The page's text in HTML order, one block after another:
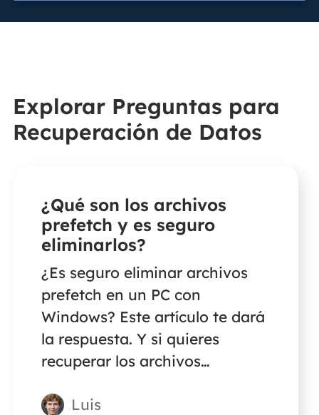
Explorar Preguntas para
Recuperación de Datos
¿Qué son los archivos
prefetch y es seguro
eliminarlos?
¿Es seguro eliminar archivos
prefetch en un PC con
Windows? Este artículo te dará
la respuesta. Y si quieres
recuperar los archivos
en tu PC con Windows, sigue
Luis